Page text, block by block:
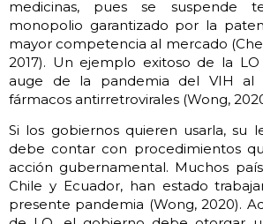
medicinas, pues se suspende
monopolio garantizado por la
mayor competencia al mercado
2017). Un ejemplo exitoso de la
auge de la pandemia del VIH al
fármacos antirretrovirales (Wong,
Si los gobiernos quieren usarla, su
debe contar con procedimientos
acción gubernamental. Muchos
Chile y Ecuador, han estado
presente pandemia (Wong, 2020).